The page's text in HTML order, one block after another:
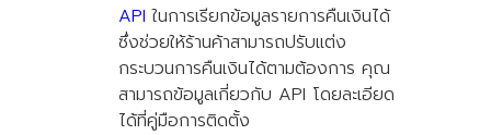
API ในการเรียกข้อมูลรายการคืนเงินได้
ซึ่งช่วยให้ร้านค้าสามารถปรับแต่ง
กระบวนการคืนเงินได้ตามต้องการ คุณ
สามารถข้อมูลเกี่ยวกับ API โดยละเอียด
ได้ที่คู่มือการติดตั้ง